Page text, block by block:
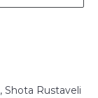
Shota Rustaveli